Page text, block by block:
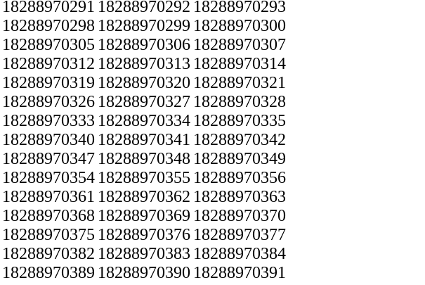
18288970291 18288970292 18288970293
18288970298 18288970299 18288970300
18288970305 18288970306 18288970307
18288970312 18288970313 18288970314
18288970319 18288970320 18288970321
18288970326 18288970327 18288970328
18288970333 18288970334 18288970335
18288970340 18288970341 18288970342
18288970347 18288970348 18288970349
18288970354 18288970355 18288970356
18288970361 18288970362 18288970363
18288970368 18288970369 18288970370
18288970375 18288970376 18288970377
18288970382 18288970383 18288970384
18288970389 18288970390 18288970391